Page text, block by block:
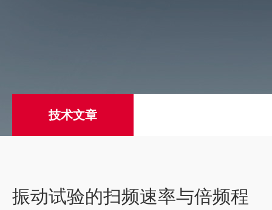
技术文章
振动试验的扫频速率与倍频程